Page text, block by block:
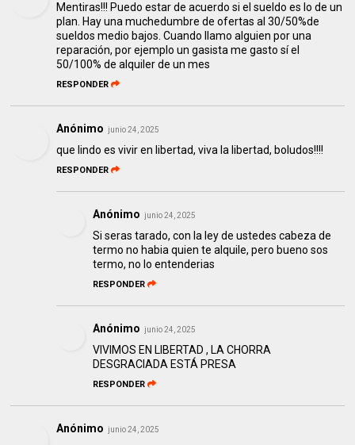
Mentiras!!! Puedo estar de acuerdo si el sueldo es lo de un
plan. Hay una muchedumbre de ofertas al 30/50%de
sueldos medio bajos. Cuando llamo alguien por una
reparación, por ejemplo un gasista me gasto sí el
50/100% de alquiler de un mes
RESPONDER
Anónimo junio 24, 2025
que lindo es vivir en libertad, viva la libertad, boludos!!!!
RESPONDER
Anónimo junio 24, 2025
Si seras tarado, con la ley de ustedes cabeza de
termo no habia quien te alquile, pero bueno sos
termo, no lo entenderias
RESPONDER
Anónimo junio 24, 2025
VIVIMOS EN LIBERTAD , LA CHORRA
DESGRACIADA ESTÁ PRESA
RESPONDER
Anónimo junio 24, 2025